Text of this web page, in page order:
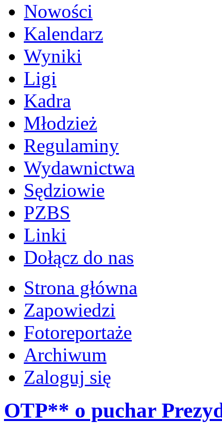
Nowości
Kalendarz
Wyniki
Ligi
Kadra
Młodzież
Regulaminy
Wydawnictwa
Sędziowie
PZBS
Linki
Dołącz do nas
Strona główna
Zapowiedzi
Fotoreportaże
Archiwum
Zaloguj się
OTP** o puchar